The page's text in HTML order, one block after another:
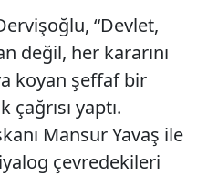
“Devlet,
değil, her kararını
koyan şeffaf bir
çağrısı yaptı.
Mansur Yavaş ile
çevredekileri